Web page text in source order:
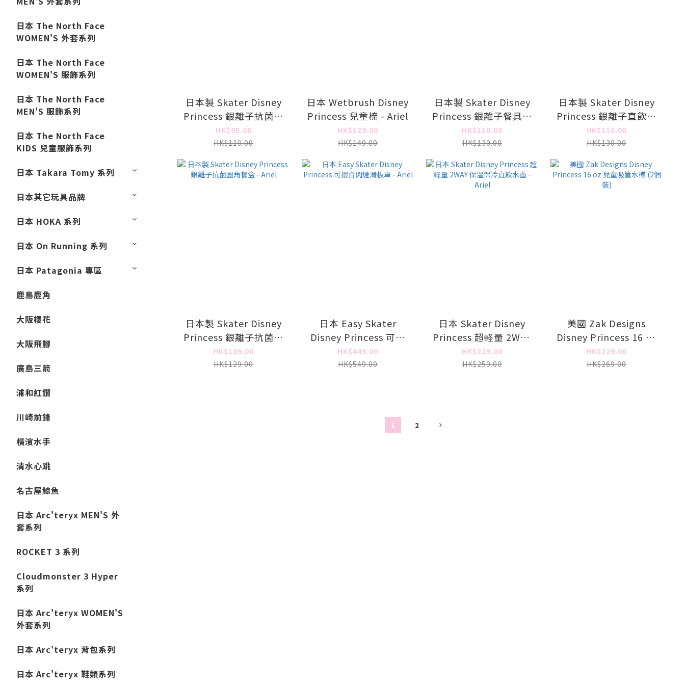
日本 The North Face
WOMEN'S 外套系列
日本 The North Face
WOMEN'S 服飾系列
日本 The North Face
MEN'S 服飾系列
日本 The North Face
KIDS 兒童服飾系列
日本 Takara Tomy 系列
日本其它玩具品牌
日本 HOKA 系列
日本 On Running 系列
日本 Patagonia 專區
鹿島鹿角
大阪櫻花
大阪飛腳
廣島三箭
浦和紅鑽
川崎前鋒
橫濱水手
清水心跳
名古屋鯨魚
日本 Arc'teryx MEN'S 外
套系列
ROCKET 3 系列
Cloudmonster 3 Hyper
系列
日本 Arc'teryx WOMEN'S
外套系列
日本 Arc'teryx 背包系列
日本 Arc'teryx 鞋類系列
日本製 Skater Disney
Princess 銀離子抗菌餐
盒 - Ariel
HK$95.00
HK$110.00
日本 Wetbrush Disney
Princess 兒童梳 - Ariel
HK$129.00
HK$149.00
日本製 Skater Disney
Princess 銀離子餐具套
裝 - Ariel
HK$110.00
HK$130.00
日本製 Skater Disney
Princess 銀離子直飲水
壺 (附肩帶) - Ariel
HK$110.00
HK$130.00
日本製 Skater Disney
Princess 銀離子抗菌圓
角餐盒 - Ariel
HK$109.00
HK$129.00
日本 Easy Skater
Disney Princess 可摺
合閃燈滑板車 - Ariel
HK$449.00
HK$549.00
日本 Skater Disney
Princess 超軽量 2WAY
保溫保冷直飲水壺 -
Ariel
HK$229.00
HK$259.00
美國 Zak Designs
Disney Princess 16 oz
兒童吸管水樽 (2個裝)
HK$229.00
HK$269.00
1 2